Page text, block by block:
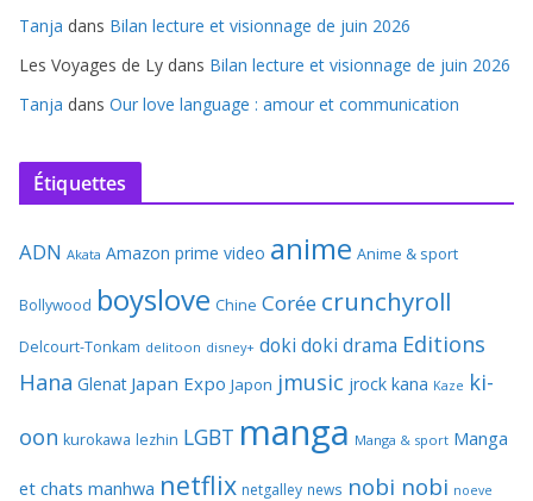
Tanja dans Bilan lecture et visionnage de juin 2026
Les Voyages de Ly dans Bilan lecture et visionnage de juin 2026
Tanja dans Our love language : amour et communication
Étiquettes
ADN Akata Amazon prime video anime Anime & sport
Bollywood boyslove Chine Corée crunchyroll
Delcourt-Tonkam delitoon disney+ doki doki drama Editions
Hana Glenat Japan Expo Japon jmusic jrock kana Kaze ki-
oon kurokawa lezhin LGBT manga Manga & sport Manga
et chats manhwa netflix netgalley news nobi nobi noeve